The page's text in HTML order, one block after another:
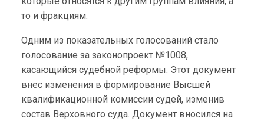
то и фракциям.
Одним из показательных голосований стало
голосование за законопроект №1008,
касающийся судебной реформы. Этот документ
внес изменения в формирование Высшей
квалификационной комиссии судей, изменив
состав Верховного суда. Документ вносился на